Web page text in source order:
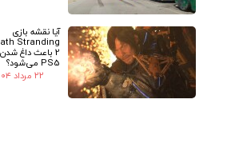
آیا نقشه بازی
Stranding
2 باعث داغ شدن
PS5 می‌شود؟
۲۲ مرداد ۰۴